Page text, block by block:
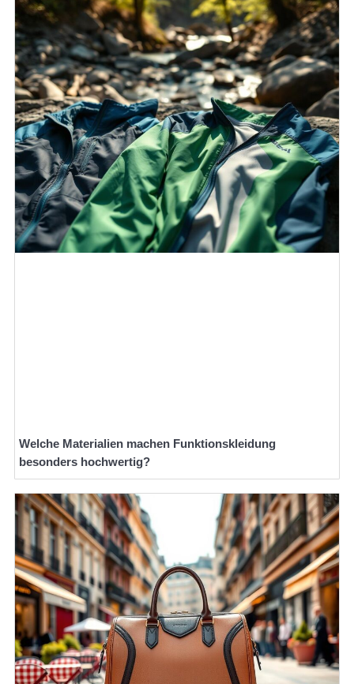
Welche Materialien machen Funktionskleidung
besonders hochwertig?